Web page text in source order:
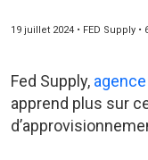
19 juillet 2024 • FED Supply •
Fed Supply,
apprend plus sur